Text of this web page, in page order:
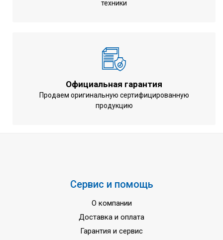
температура на охлаждение
Минимальная рабочая
температура на обогрев
-15 ... +18 °C
техники
Официальная гарантия
Продаем оригинальную сертифицированную
продукцию
Сервис и помощь
О компании
Доставка и оплата
Гарантия и сервис